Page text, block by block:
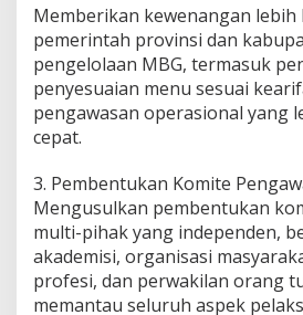
Memberikan kewenangan lebih
pemerintah provinsi dan
pengelolaan MBG, termasuk
penyesuaian menu sesuai
pengawasan operasional yang
cepat.
3. Pembentukan Komite
Mengusulkan pembentukan
multi-pihak yang independen,
akademisi, organisasi
profesi, dan perwakilan orang
memantau seluruh aspek